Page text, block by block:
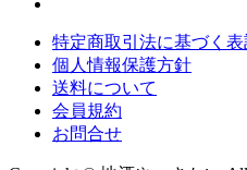
特定商取引法に基づく表
個人情報保護方針
送料について
会員規約
お問合せ